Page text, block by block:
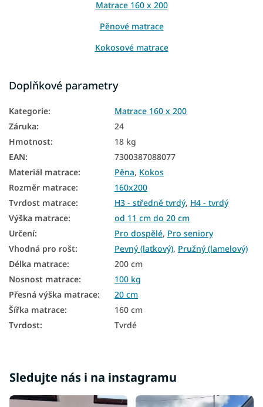
Matrace 160 x 200
Pěnové matrace
Kokosové matrace
Vysoké matrace
Matrace Aloe Vera
Matrace z PUR pěny
Podlahové matrace
Oboustranné matrace
Tvrdé matrace
Zónové matrace
Velké matrace
Manželské matrace
7zónové matrace
Pěnové matrace 160x200
Doplňkové parametry
Kategorie:
Matrace 160 x 200
Záruka:
24
Hmotnost:
18 kg
EAN:
7300387088077
Materiál matrace: Pěna, Kokos
Rozměr matrace:
160x200
Tvrdost matrace: H3 - středně tvrdý, H4 - tvrdý
Výška matrace:
od 11 cm do 20 cm
Určení: Pro dospělé, Pro seniory
Vhodná pro rošt: Pevný (laťkový), Pružný (lamelový)
Délka matrace:
200 cm
Nosnost matrace:
100 kg
Přesná výška matrace:
20 cm
Šířka matrace:
160 cm
Tvrdost: Tvrdé
Sledujte nás i na instagramu